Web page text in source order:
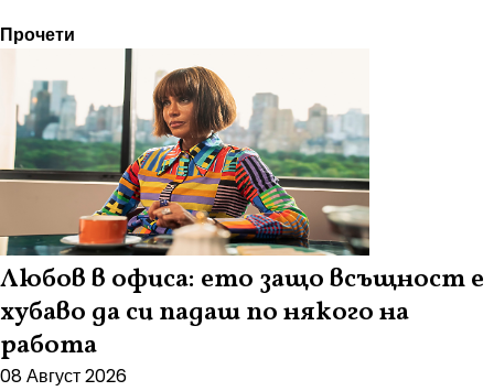
Прочети
Любов в офиса: ето защо всъщност е
хубаво да си падаш по някого на
работа
08 Август 2026